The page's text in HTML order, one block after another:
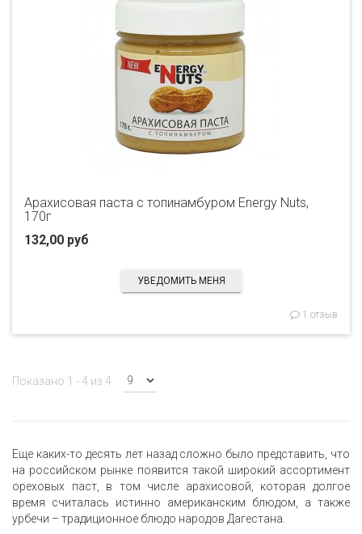
Арахисовая паста с топинамбуром Energy Nuts,
170г
132,00 руб
УВЕДОМИТЬ МЕНЯ
1 отзыв
Показано 1 - 4 из 4
Еще каких-то десять лет назад сложно было представить, что
на российском рынке появится такой широкий ассортимент
ореховых паст, в том числе арахисовой, которая долгое
время считалась истинно американским блюдом, а также
урбечи – традиционное блюдо народов Дагестана.